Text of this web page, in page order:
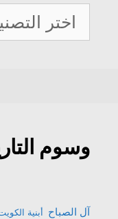
تاريخ
الكويت
وسوم
آل الصباح أبنية